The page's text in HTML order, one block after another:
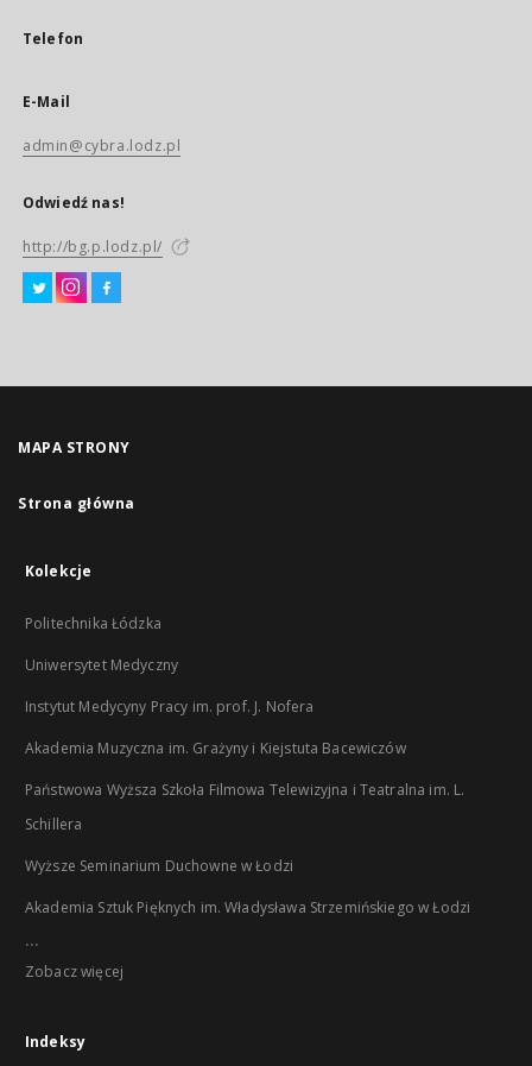
Telefon
E-Mail
admin@cybra.lodz.pl
Odwiedź nas!
http://bg.p.lodz.pl/
MAPA STRONY
Strona główna
Kolekcje
Politechnika Łódzka
Uniwersytet Medyczny
Instytut Medycyny Pracy im. prof. J. Nofera
Akademia Muzyczna im. Grażyny i Kiejstuta Bacewiczów
Państwowa Wyższa Szkoła Filmowa Telewizyjna i Teatralna im. L.
Schillera
Wyższe Seminarium Duchowne w Łodzi
Akademia Sztuk Pięknych im. Władysława Strzemińskiego w Łodzi
...
Zobacz więcej
Indeksy